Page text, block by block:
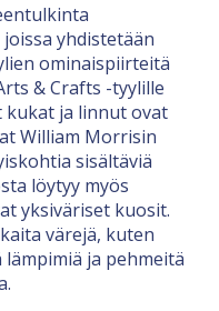
yhdistetään
ominaispiirteitä
& Crafts -tyylille
ja linnut ovat
William Morrisin
sisältäviä
löytyy myös
yksiväriset kuosit.
värejä, kuten
ja pehmeitä